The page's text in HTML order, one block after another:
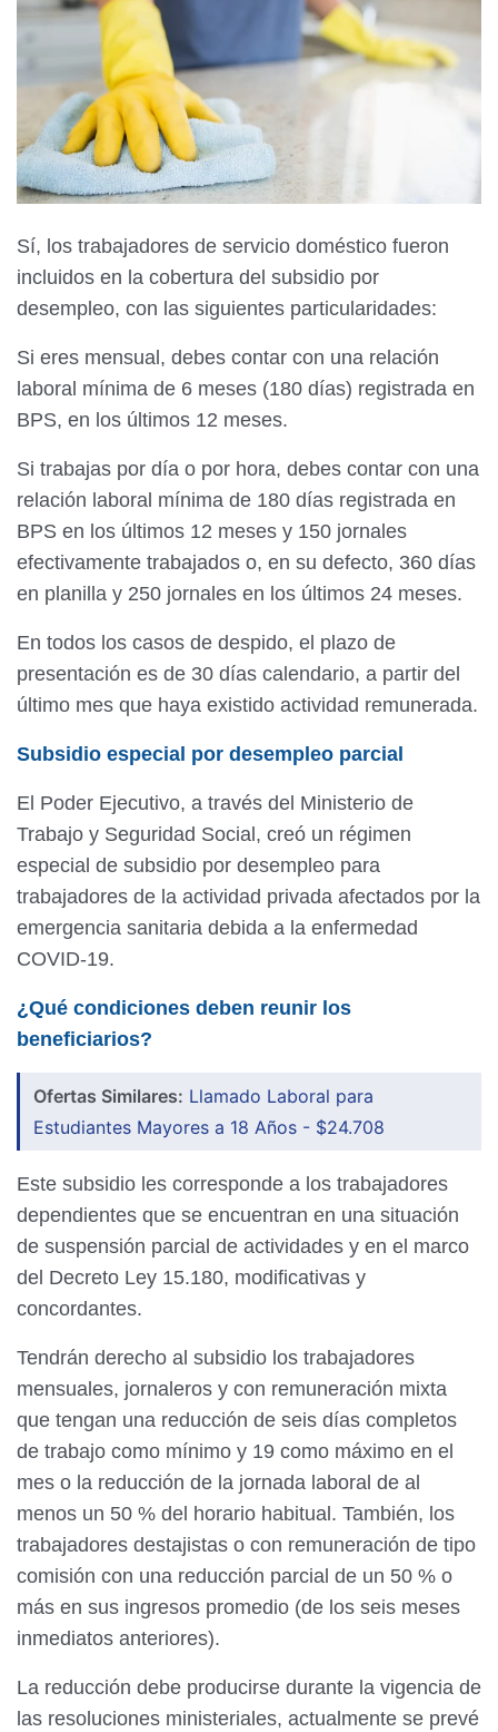
Sí, los trabajadores de servicio doméstico fueron
incluidos en la cobertura del subsidio por
desempleo, con las siguientes particularidades:
Si eres mensual, debes contar con una relación
laboral mínima de 6 meses (180 días) registrada en
BPS, en los últimos 12 meses.
Si trabajas por día o por hora, debes contar con una
relación laboral mínima de 180 días registrada en
BPS en los últimos 12 meses y 150 jornales
efectivamente trabajados o, en su defecto, 360 días
en planilla y 250 jornales en los últimos 24 meses.
En todos los casos de despido, el plazo de
presentación es de 30 días calendario, a partir del
último mes que haya existido actividad remunerada.
Subsidio especial por desempleo parcial
El Poder Ejecutivo, a través del Ministerio de
Trabajo y Seguridad Social, creó un régimen
especial de subsidio por desempleo para
trabajadores de la actividad privada afectados por la
emergencia sanitaria debida a la enfermedad
COVID-19.
¿Qué condiciones deben reunir los
beneficiarios?
Ofertas Similares: Llamado Laboral para
Estudiantes Mayores a 18 Años - $24.708
Este subsidio les corresponde a los trabajadores
dependientes que se encuentran en una situación
de suspensión parcial de actividades y en el marco
del Decreto Ley 15.180, modificativas y
concordantes.
Tendrán derecho al subsidio los trabajadores
mensuales, jornaleros y con remuneración mixta
que tengan una reducción de seis días completos
de trabajo como mínimo y 19 como máximo en el
mes o la reducción de la jornada laboral de al
menos un 50 % del horario habitual. También, los
trabajadores destajistas o con remuneración de tipo
comisión con una reducción parcial de un 50 % o
más en sus ingresos promedio (de los seis meses
inmediatos anteriores).
La reducción debe producirse durante la vigencia de
las resoluciones ministeriales, actualmente se prevé